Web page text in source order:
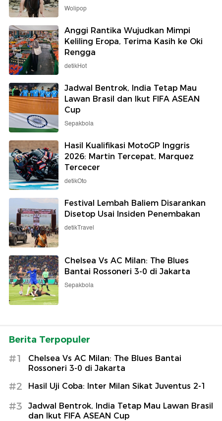
Wolipop
Anggi Rantika Wujudkan Mimpi
Keliling Eropa, Terima Kasih ke Oki
Rengga
detikHot
Jadwal Bentrok, India Tetap Mau
Lawan Brasil dan Ikut FIFA ASEAN
Cup
Sepakbola
Hasil Kualifikasi MotoGP Inggris
2026: Martin Tercepat, Marquez
Tercecer
detikOto
Festival Lembah Baliem Disarankan
Disetop Usai Insiden Penembakan
detikTravel
Chelsea Vs AC Milan: The Blues
Bantai Rossoneri 3-0 di Jakarta
Sepakbola
Berita Terpopuler
#1
Chelsea Vs AC Milan: The Blues Bantai
Rossoneri 3-0 di Jakarta
#2 Hasil Uji Coba: Inter Milan Sikat Juventus 2-1
#3
Jadwal Bentrok, India Tetap Mau Lawan Brasil
dan Ikut FIFA ASEAN Cup